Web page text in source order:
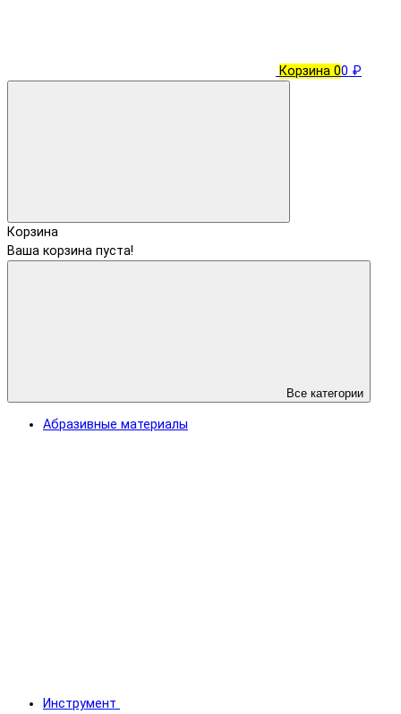
Корзина 00 ₽
Корзина
Ваша корзина пуста!
Все категории
Абразивные материалы
Инструмент